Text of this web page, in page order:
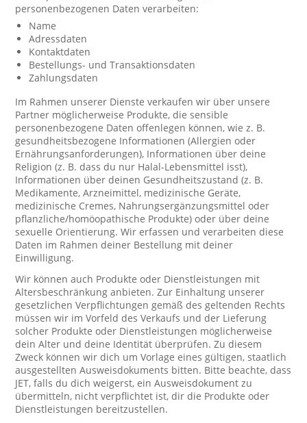
personenbezogenen Daten verarbeiten:
Name
Adressdaten
Kontaktdaten
Bestellungs- und Transaktionsdaten
Zahlungsdaten
Im Rahmen unserer Dienste verkaufen wir über unsere
Partner möglicherweise Produkte, die sensible
personenbezogene Daten offenlegen können, wie z. B.
gesundheitsbezogene Informationen (Allergien oder
Ernährungsanforderungen), Informationen über deine
Religion (z. B. dass du nur Halal-Lebensmittel isst),
Informationen über deinen Gesundheitszustand (z. B.
Medikamente, Arzneimittel, medizinische Geräte,
medizinische Cremes, Nahrungsergänzungsmittel oder
pflanzliche/homöopathische Produkte) oder über deine
sexuelle Orientierung. Wir erfassen und verarbeiten diese
Daten im Rahmen deiner Bestellung mit deiner
Einwilligung.
Wir können auch Produkte oder Dienstleistungen mit
Altersbeschränkung anbieten. Zur Einhaltung unserer
gesetzlichen Verpflichtungen gemäß des geltenden Rechts
müssen wir im Vorfeld des Verkaufs und der Lieferung
solcher Produkte oder Dienstleistungen möglicherweise
dein Alter und deine Identität überprüfen. Zu diesem
Zweck können wir dich um Vorlage eines gültigen, staatlich
ausgestellten Ausweisdokuments bitten. Bitte beachte, dass
JET, falls du dich weigerst, ein Ausweisdokument zu
übermitteln, nicht verpflichtet ist, dir die Produkte oder
Dienstleistungen bereitzustellen.